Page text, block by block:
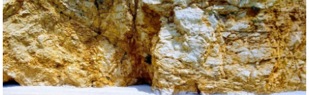
Plaże
webcams